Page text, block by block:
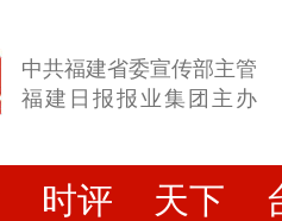
中共福建省委宣传部主管
福建日报报业集团主办
时评 天下